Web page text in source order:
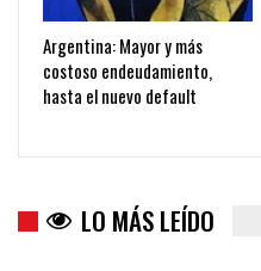
Argentina: Mayor y más
costoso endeudamiento,
hasta el nuevo default
LO MÁS LEÍDO